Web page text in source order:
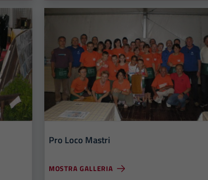
Pro Loco Mastri
MOSTRA GALLERIA